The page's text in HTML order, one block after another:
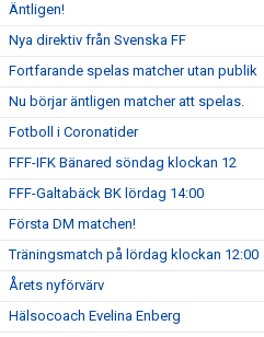
Äntligen!
Nya direktiv från Svenska FF
Fortfarande spelas matcher utan publik
Nu börjar äntligen matcher att spelas.
Fotboll i Coronatider
FFF-IFK Bänared söndag klockan 12
FFF-Galtabäck BK lördag 14:00
Första DM matchen!
Träningsmatch på lördag klockan 12:00
Årets nyförvärv
Hälsocoach Evelina Enberg